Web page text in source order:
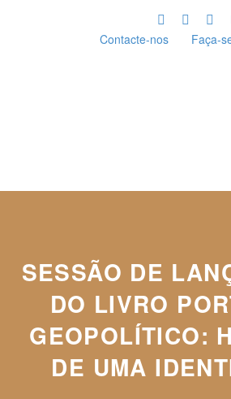
Contacte-nos Faça-
SESSÃO DE
DO LIVRO
GEOPOLÍTICO:
DE UMA